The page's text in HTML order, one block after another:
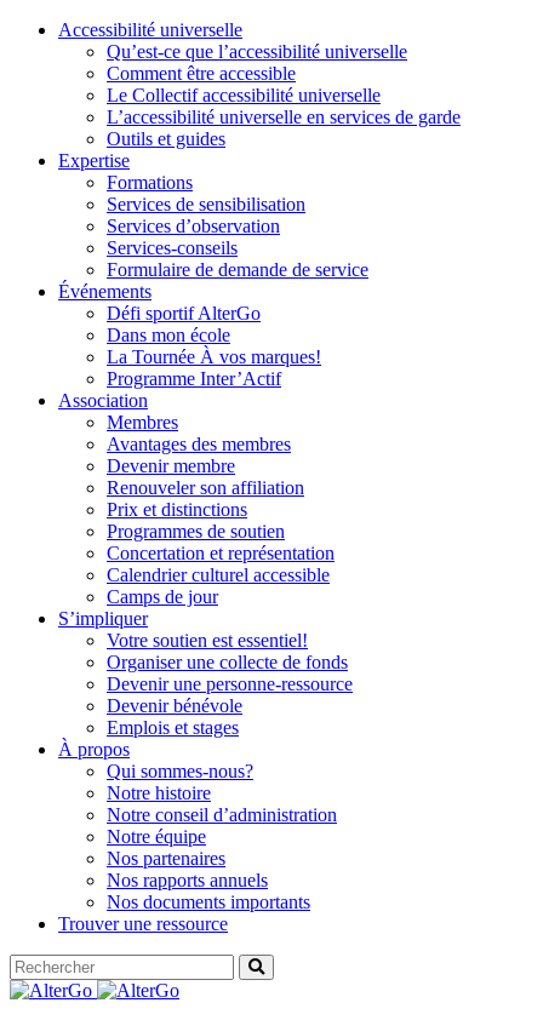
Accessibilité universelle
Qu’est-ce que l’accessibilité universelle
Comment être accessible
Le Collectif accessibilité universelle
L’accessibilité universelle en services de garde
Outils et guides
Expertise
Formations
Services de sensibilisation
Services d’observation
Services-conseils
Formulaire de demande de service
Événements
Défi sportif AlterGo
Dans mon école
La Tournée À vos marques!
Programme Inter’Actif
Association
Membres
Avantages des membres
Devenir membre
Renouveler son affiliation
Prix et distinctions
Programmes de soutien
Concertation et représentation
Calendrier culturel accessible
Camps de jour
S’impliquer
Votre soutien est essentiel!
Organiser une collecte de fonds
Devenir une personne-ressource
Devenir bénévole
Emplois et stages
À propos
Qui sommes-nous?
Notre histoire
Notre conseil d’administration
Notre équipe
Nos partenaires
Nos rapports annuels
Nos documents importants
Trouver une ressource